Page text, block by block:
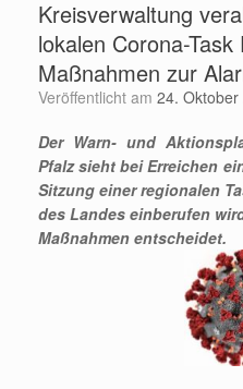
Kreisverwaltung
lokalen Corona-
Maßnahmen zur
Veröffentlicht am 24. Oktober
Der Warn- und
Pfalz sieht bei Erreichen
Sitzung einer regionalen
des Landes einberufen
Maßnahmen entscheidet.